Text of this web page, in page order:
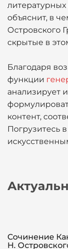
объяснит, в
Островского
скрытые в
Благодаря
функции
анализирует
контент,
Погрузитесь
Сочинение
Н.